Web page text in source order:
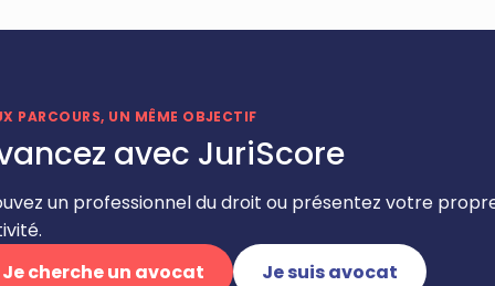
PARCOURS, UN MÊME OBJECTIF
avec JuriScore
un professionnel du droit ou présentez votre
Je cherche un avocat
Je suis avocat